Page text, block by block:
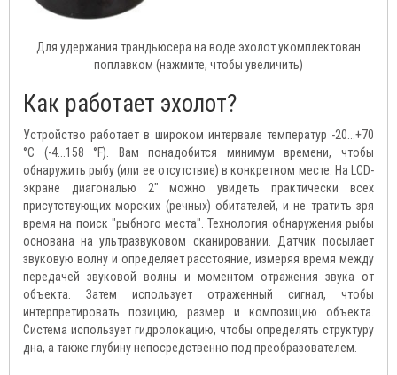
Для удержания трандьюсера на воде эхолот укомплектован
поплавком (нажмите, чтобы увеличить)
Как работает эхолот?
Устройство работает в широком интервале температур -20...+70
°C (-4...158 °F). Вам понадобится минимум времени, чтобы
обнаружить рыбу (или ее отсутствие) в конкретном месте. На LCD-
экране диагональю 2" можно увидеть практически всех
присутствующих морских (речных) обитателей, и не тратить зря
время на поиск "рыбного места". Технология обнаружения рыбы
основана на ультразвуковом сканировании. Датчик посылает
звуковую волну и определяет расстояние, измеряя время между
передачей звуковой волны и моментом отражения звука от
объекта. Затем использует отраженный сигнал, чтобы
интерпретировать позицию, размер и композицию объекта.
Система использует гидролокацию, чтобы определять структуру
дна, а также глубину непосредственно под преобразователем.